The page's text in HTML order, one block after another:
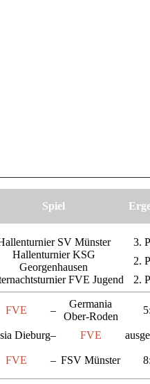
Spiel
SV Münster
3.
Hallenturnier KSG
Georgenhausen
2.
FVE Jugend 2.
FVE –
Germania
Ober-Roden
Dieburg– FVE
FVE – FSV Münster